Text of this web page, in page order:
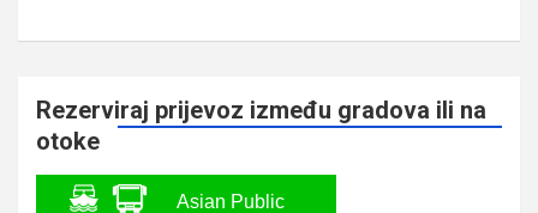
Rezerviraj prijevoz između gradova ili na
otoke
Asian Public